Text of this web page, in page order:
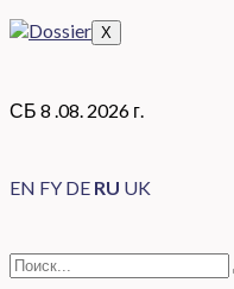
X
СБ 8 .08. 2026 г.
EN FY DE RU UK